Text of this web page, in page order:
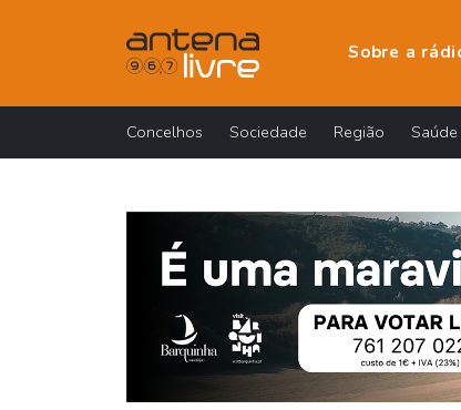
Sobre a
Concelhos Sociedade Região Saúde